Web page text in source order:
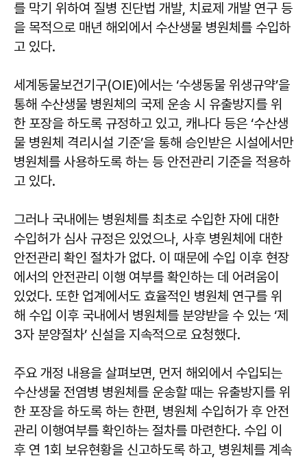
를 막기 위하여 질병 진단법 개발, 치료제 개발 연구 등
을 목적으로 매년 해외에서 수산생물 병원체를 수입하
고 있다.
세계동물보건기구(OIE)에서는 ‘수생동물 위생규약’을
통해 수산생물 병원체의 국제 운송 시 유출방지를 위
한 포장을 하도록 규정하고 있고, 캐나다 등은 ‘수산생
물 병원체 격리시설 기준’을 통해 승인받은 시설에서만
병원체를 사용하도록 하는 등 안전관리 기준을 적용하
고 있다.
그러나 국내에는 병원체를 최초로 수입한 자에 대한
수입허가 심사 규정은 있었으나, 사후 병원체에 대한
안전관리 확인 절차가 없다. 이 때문에 수입 이후 현장
에서의 안전관리 이행 여부를 확인하는 데 어려움이
있었다. 또한 업계에서도 효율적인 병원체 연구를 위
해 수입 이후 국내에서 병원체를 분양받을 수 있는 ‘제
3자 분양절차’ 신설을 지속적으로 요청했다.
주요 개정 내용을 살펴보면, 먼저 해외에서 수입되는
수산생물 전염병 병원체를 운송할 때는 유출방지를 위
한 포장을 하도록 하는 한편, 병원체 수입허가 후 안전
관리 이행여부를 확인하는 절차를 마련한다. 수입 이
후 연 1회 보유현황을 신고하도록 하고, 병원체를 계속